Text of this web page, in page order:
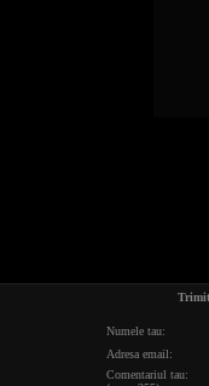
Numele tau:
Adresa email:
Comentariul tau: